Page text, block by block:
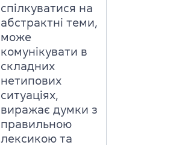
спілкуватися на
абстрактні теми,
може
комунікувати в
складних
нетипових
ситуаціях,
виражає думки з
правильною
лексикою та